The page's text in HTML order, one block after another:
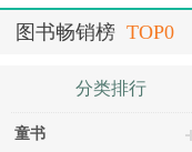
图书畅销榜 TOP0
分类排行
童书